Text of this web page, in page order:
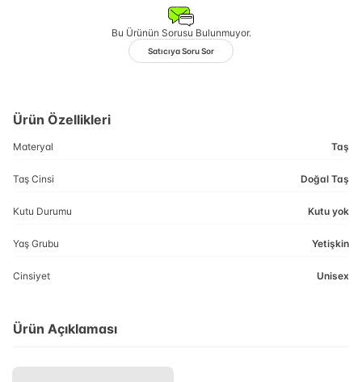
Bu Ürünün Sorusu Bulunmuyor.
Satıcıya Soru Sor
Ürün Özellikleri
Materyal Taş
Taş Cinsi Doğal Taş
Kutu Durumu Kutu yok
Yaş Grubu Yetişkin
Cinsiyet Unisex
Ürün Açıklaması